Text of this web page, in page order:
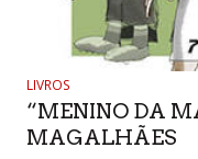
LIVROS
“MENINO DA
MAGALHÃES